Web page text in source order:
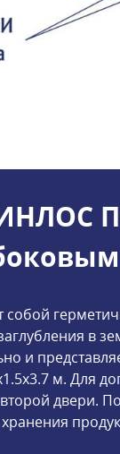
в
и
м. Для
двери.